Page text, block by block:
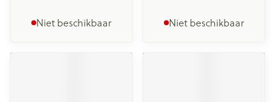
Niet beschikbaar Niet beschikbaar